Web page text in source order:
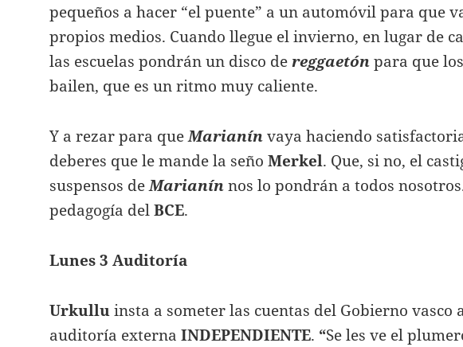
pequeños a hacer “el puente” a un automóvil para que
propios medios. Cuando llegue el invierno, en lugar de
las escuelas pondrán un disco dereggaetónpara que
bailen, que es un ritmo muy caliente.
Y a rezar para queMarianínvaya haciendo
deberes que le mande la señoMerkel. Que, si no, el
suspensos deMarianínnos lo pondrán a todos
pedagogía delBCE.
Lunes 3 Auditoría
Urkulluinsta a someter las cuentas del Gobierno vasco
auditoría externaINDEPENDIENTE. “Se les ve el